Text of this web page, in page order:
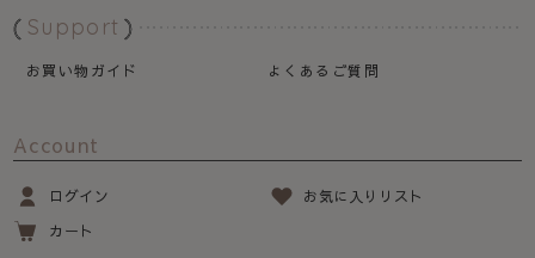
Support
お買い物ガイド よくあるご質問
Account
ログイン
お気に入りリスト
カート